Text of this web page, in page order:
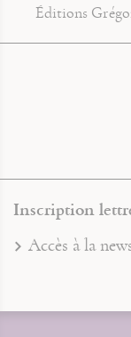
Éditions
Inscription
Accès à la